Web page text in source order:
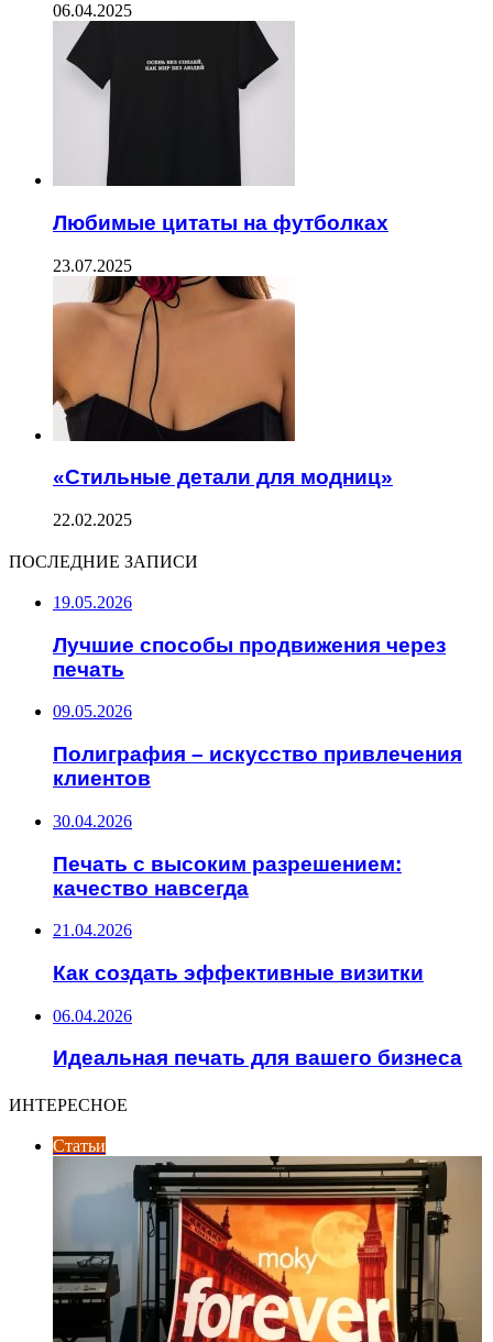
06.04.2025
Любимые цитаты на футболках
23.07.2025
«Стильные детали для модниц»
22.02.2025
ПОСЛЕДНИЕ ЗАПИСИ
19.05.2026
Лучшие способы продвижения через
печать
09.05.2026
Полиграфия – искусство привлечения
клиентов
30.04.2026
Печать с высоким разрешением:
качество навсегда
21.04.2026
Как создать эффективные визитки
06.04.2026
Идеальная печать для вашего бизнеса
ИНТЕРЕСНОЕ
Статьи